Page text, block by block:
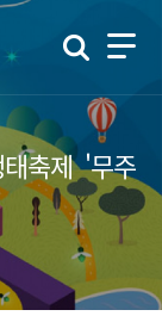
축제 '무주